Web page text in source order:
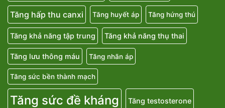
Tăng hấp thu canxi Tăng huyết áp Tăng hứng thú
Tăng khả năng tập trung Tăng khả năng thụ thai
Tăng lưu thông máu Tăng nhãn áp
Tăng sức bền thành mạch
Tăng sức đề kháng Tăng testosterone